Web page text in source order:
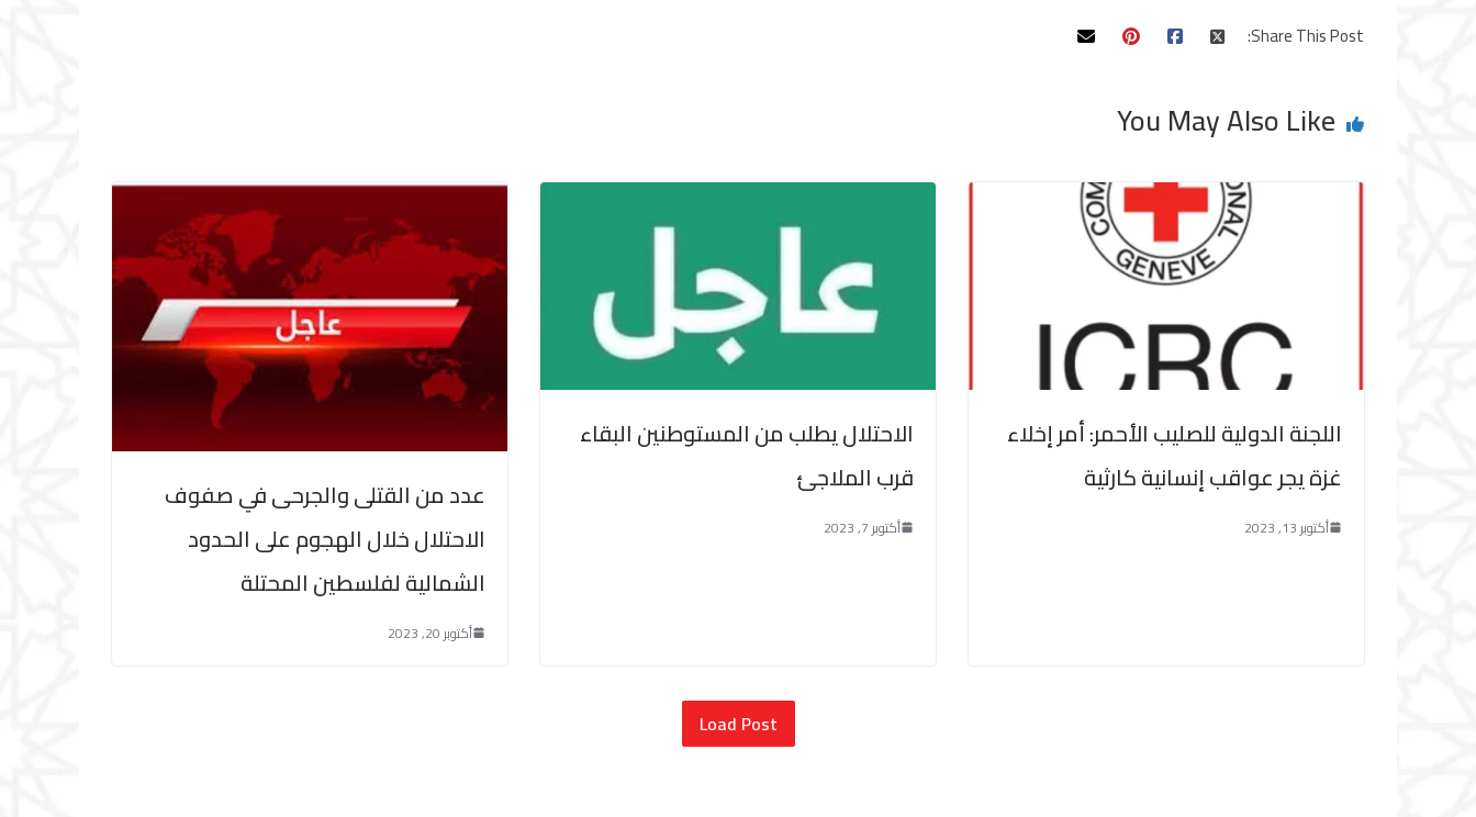
Share This Post:
You May Also Like
اللجنة الدولية للصليب الأحمر: أمر إخلاء
غزة يجر عواقب إنسانية كارثية
أكتوبر 13, 2023
الاحتلال يطلب من المستوطنين البقاء
قرب الملاجئ
أكتوبر 7, 2023
عدد من القتلى والجرحى في صفوف
الاحتلال خلال الهجوم على الحدود
الشمالية لفلسطين المحتلة
أكتوبر 20, 2023
Load Post